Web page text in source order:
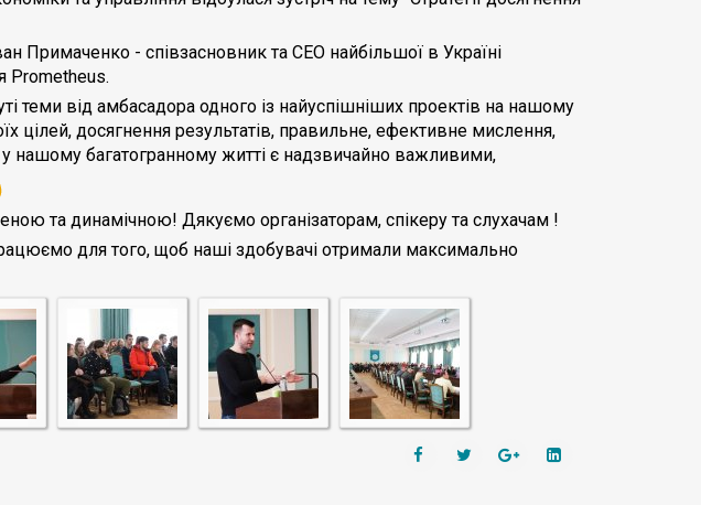
Примаченко - співзасновник та CEO найбільшої в Україні
Prometheus.
теми від амбасадора одного із найуспішніших проектів на нашому
цілей, досягнення результатів, правильне, ефективне мислення,
у нашому багатогранному житті є надзвичайно важливими,
та динамічною! Дякуємо організаторам, спікеру та слухачам !
для того, щоб наші здобувачі отримали максимально